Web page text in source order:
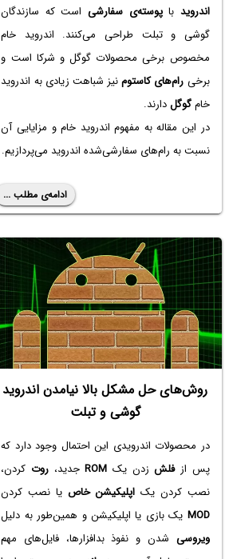
اندروید باپوسته‌ی سفارشی است که سازندگان
گوشی و تبلت طراحی می‌کنند. اندروید خام
مخصوص برخی محصولات گوگل و شرکا است و
برخی رام‌های کاستومنیز شباهت زیادی به اندروید
خامگوگلدارند.
در این مقاله به مفهوم اندروید خام و مزایایی آن
نسبت به رام‌های سفارشی‌شده اندروید می‌پردازیم.
ادامه‌ی مطلب ...
روش‌های حل مشکل بالا نیامدن اندروید
گوشی و تبلت
در محصولات اندرویدی این احتمال وجود دارد که
پس ازفلشزدن یک ROMجدید،روت کردن،
نصب کردن یک اپلیکیشن خاص یا نصب کردن
MOD یک بازی یا اپلیکیشن و همین‌طور به دلیل
ویروسی شدن و نفوذ بدافزارها، فایل‌های مهم